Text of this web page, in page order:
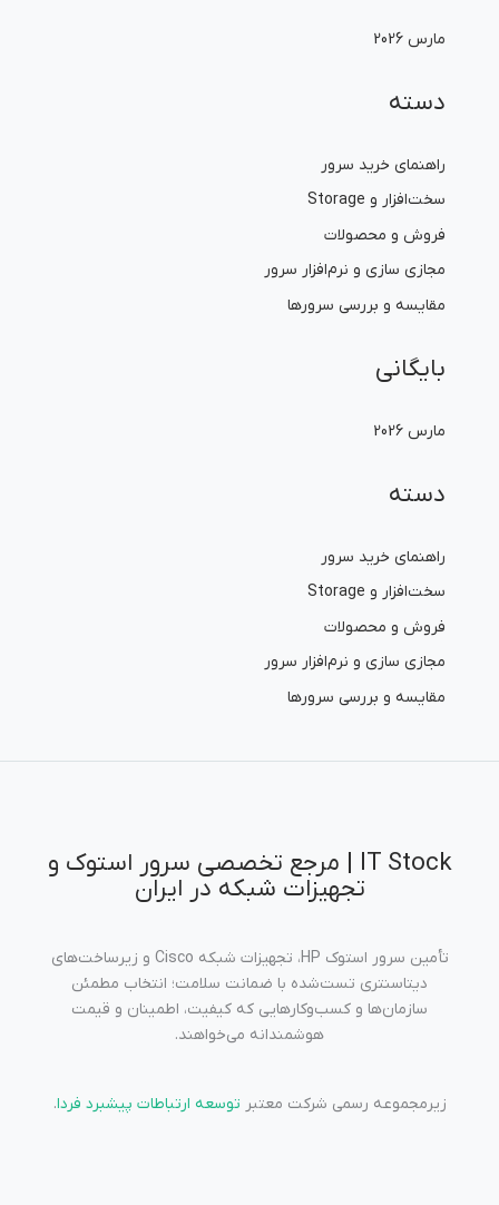
مارس 2026
دسته
راهنمای خرید سرور
سخت‌افزار و Storage
فروش و محصولات
مجازی سازی و نرم‌افزار سرور
مقایسه و بررسی سرورها
بایگانی
مارس 2026
دسته
راهنمای خرید سرور
سخت‌افزار و Storage
فروش و محصولات
مجازی سازی و نرم‌افزار سرور
مقایسه و بررسی سرورها
IT Stock | مرجع تخصصی سرور استوک و
تجهیزات شبکه در ایران
تأمین سرور استوک HP، تجهیزات شبکه Cisco و زیرساخت‌های
دیتاسنتری تست‌شده با ضمانت سلامت؛ انتخاب مطمئن
سازمان‌ها و کسب‌وکارهایی که کیفیت، اطمینان و قیمت
هوشمندانه می‌خواهند.
زیرمجموعه رسمی شرکت معتبر توسعه ارتباطات پیشبرد فردا.